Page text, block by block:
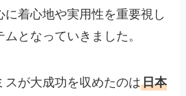
に着心地や実用性を重要視し
となっていきました。
スが大成功を収めたのは日本